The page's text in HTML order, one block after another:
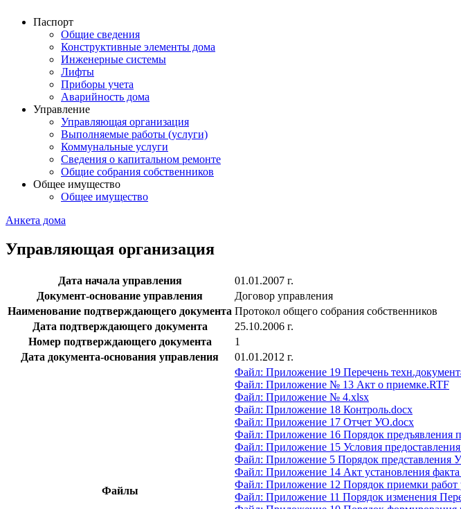
Паспорт
Общие сведения
Конструктивные элементы дома
Инженерные системы
Лифты
Приборы учета
Аварийность дома
Управление
Управляющая организация
Выполняемые работы (услуги)
Коммунальные услуги
Сведения о капитальном ремонте
Общие собрания собственников
Общее имущество
Общее имущество
Анкета дома
Управляющая организация
Дата начала управления
01.01.2007 г.
Документ-основание управления
Договор управления
Наименование подтверждающего документа Протокол общего собрания собственников
Дата подтверждающего документа
25.10.2006 г.
Номер подтверждающего документа
1
Дата документа-основания управления
01.01.2012 г.
Файлы
Файл: Приложение 19 Перечень
Файл: Приложение № 13 Акт о приемке.RTF
Файл: Приложение № 4.xlsx
Файл: Приложение 18 Контроль.docx
Файл: Приложение 17 Отчет УО.docx
Файл: Приложение 16 Порядок предъявления
Файл: Приложение 15 Условия предоставления
Файл: Приложение 5 Порядок представления
Файл: Приложение 14 Акт установления факта
Файл: Приложение 12 Порядок приемки работ
Файл: Приложение 11 Порядок изменения